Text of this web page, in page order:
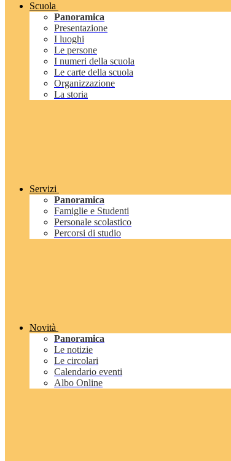
Scuola
Panoramica
Presentazione
I luoghi
Le persone
I numeri della scuola
Le carte della scuola
Organizzazione
La storia
Servizi
Panoramica
Famiglie e Studenti
Personale scolastico
Percorsi di studio
Novità
Panoramica
Le notizie
Le circolari
Calendario eventi
Albo Online